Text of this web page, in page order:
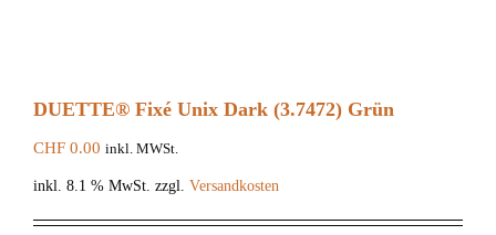
DUETTE® Fixé Unix Dark (3.7472) Grün
CHF 0.00 inkl. MWSt.
inkl. 8.1 % MwSt. zzgl. Versandkosten